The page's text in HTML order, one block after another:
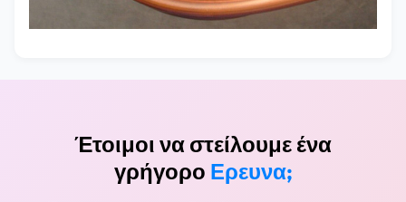
Έτοιμοι να στείλουμε ένα
γρήγορο Ερευνα;